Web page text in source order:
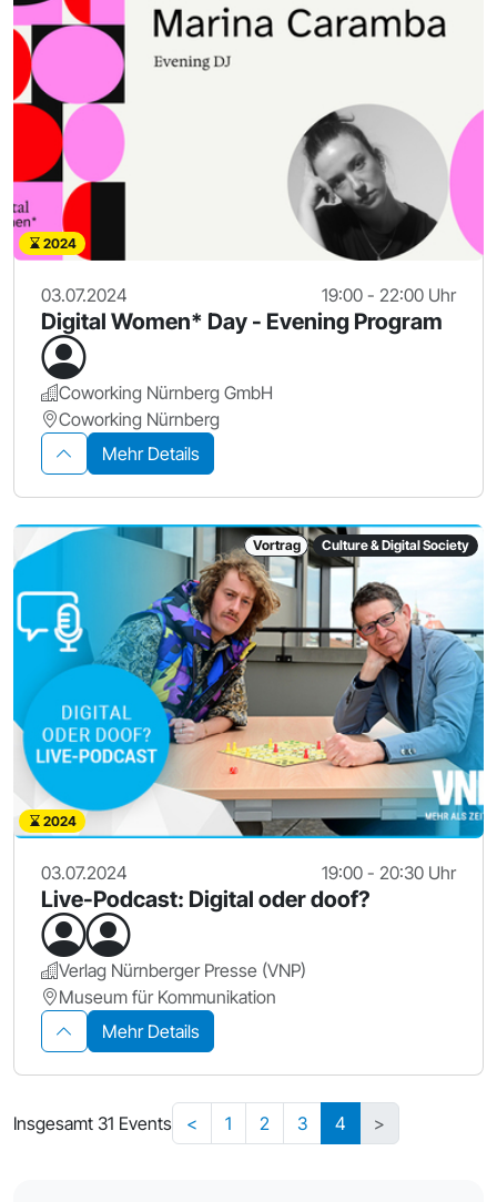
2024
03.07.2024 19:00 - 22:00 Uhr
Digital Women* Day - Evening Program
Coworking Nürnberg GmbH
Coworking Nürnberg
Mehr Details
Vortrag Culture & Digital Society
2024
03.07.2024 19:00 - 20:30 Uhr
Live-Podcast: Digital oder doof?
Verlag Nürnberger Presse (VNP)
Museum für Kommunikation
Mehr Details
Insgesamt 31 Events < 1 2 3 4 >